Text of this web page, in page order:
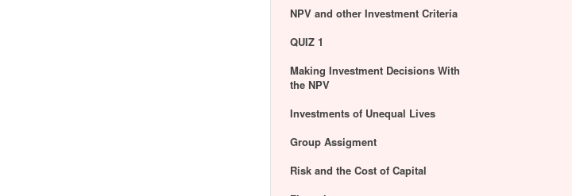
NPV and other Investment Criteria
QUIZ 1
Making Investment Decisions With
the NPV
Investments of Unequal Lives
Group Assigment
Risk and the Cost of Capital